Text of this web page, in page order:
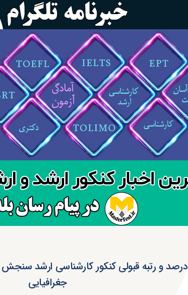
درصد و رتبه قبولی کنکور کارشناسی ارشد سنجش
جغرافیایی